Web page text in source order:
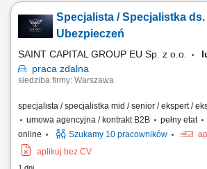
organizacja własnej aktywności i kalendarza
Specjalista / Specjalistka
Ubezpieczeń
SAINT CAPITAL GROUP EU Sp. z o.o.
praca zdalna
siedziba firmy: Warszawa
specjalista / specjalistka mid / senior / ekspert /
umowa agencyjna / kontrakt B2B
pełny etat
online
Szukamy 10 pracowników
aplikuj bez CV